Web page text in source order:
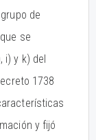
de
se
i) y k) del
1738
y fijó